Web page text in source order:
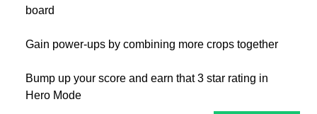
board
Gain power-ups by combining more crops together
Bump up your score and earn that 3 star rating in
Hero Mode